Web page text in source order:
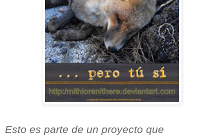
Esto es parte de un proyecto que